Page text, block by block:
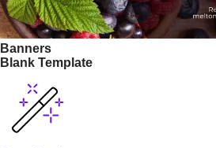
Banners
Blank Template